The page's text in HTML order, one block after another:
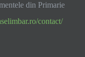
din Primarie
contact/